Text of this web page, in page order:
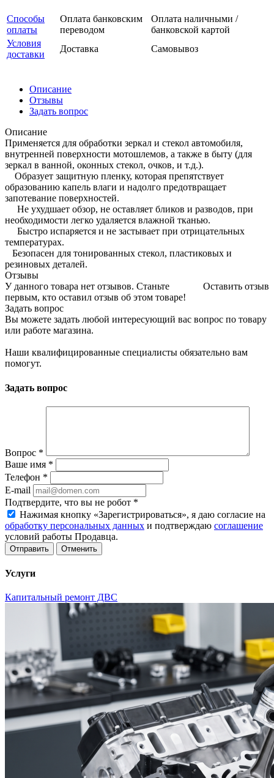
Способы
оплаты
Оплата банковским
переводом
Оплата наличными /
банковской картой
Условия
доставки
Доставка Самовывоз
Описание
Отзывы
Задать вопрос
Описание
Применяется для обработки зеркал и стекол автомобиля,
внутренней поверхности мотошлемов, а также в быту (для
зеркал в ванной, оконных стекол, очков, и т.д.).
Образует защитную пленку, которая препятствует
образованию капель влаги и надолго предотвращает
запотевание поверхностей.
Не ухудшает обзор, не оставляет бликов и разводов, при
необходимости легко удаляется влажной тканью.
Быстро испаряется и не застывает при отрицательных
температурах.
Безопасен для тонированных стекол, пластиковых и
резиновых деталей.
Отзывы
Оставить отзыв
У данного товара нет отзывов. Станьте
первым, кто оставил отзыв об этом товаре!
Задать вопрос
Вы можете задать любой интересующий вас вопрос по товару
или работе магазина.
Наши квалифицированные специалисты обязательно вам
помогут.
Задать вопрос
Вопрос *
Ваше имя *
Телефон *
E-mail
Подтвердите, что вы не робот *
Нажимая кнопку «Зарегистрироваться», я даю согласие на
обработку персональных данных и подтверждаю соглашение
условий работы Продавца.
Отменить
Услуги
Капитальный ремонт ДВС